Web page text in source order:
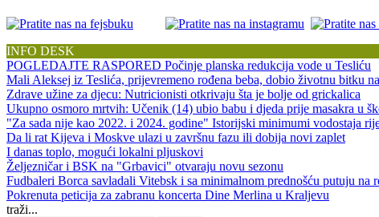
INFO DESK
POGLEDAJTE RASPORED Počinje planska redukcija vode u Tesliću
Mali Aleksej iz Teslića, prijevremeno rođena beba, dobio životnu bitku
Zdrave užine za djecu: Nutricionisti otkrivaju šta je bolje od grickalica
Ukupno osmoro mrtvih: Učenik (14) ubio babu i djeda prije masakra u
"Za sada nije kao 2022. i 2024. godine" Istorijski minimumi vodostaja
Da li rat Kijeva i Moskve ulazi u završnu fazu ili dobija novi zaplet
I danas toplo, mogući lokalni pljuskovi
Željezničar i BSK na "Grbavici" otvaraju novu sezonu
Fudbaleri Borca savladali Vitebsk i sa minimalnom prednošću putuju na
Pokrenuta peticija za zabranu koncerta Dine Merlina u Kraljevu
traži...